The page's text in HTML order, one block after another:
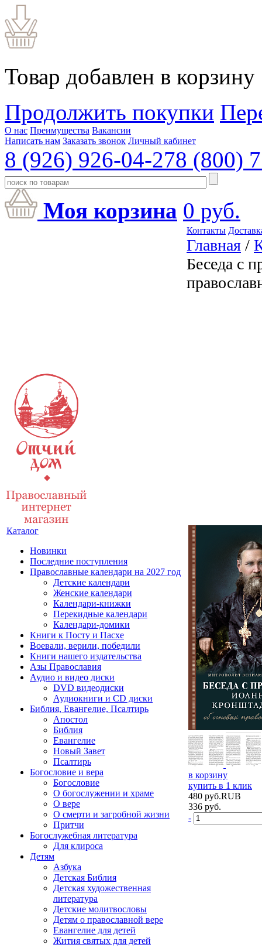
Товар добавлен в корзину
Продолжить покупки
О нас Преимущества Вакансии
Написать нам Заказать звонок Личный кабинет
8 (926) 926-04-278 (800)
Моя корзина 0 руб.
Каталог
Новинки
Последние поступления
Православные календари на 2027 год
Детские календари
Женские календари
Календари-книжки
Перекидные календари
Календари-домики
Книги к Посту и Пасхе
Воевали, верили, победили
Книги нашего издательства
Азы Православия
Аудио и видео диски
DVD видеодиски
Аудиокниги и CD диски
Библия, Евангелие, Псалтирь
Апостол
Библия
Евангелие
Новый Завет
Псалтирь
Богословие и вера
Богословие
О богослужении и храме
О вере
О смерти и загробной жизни
Притчи
Богослужебная литература
Для клироса
Детям
Азбука
Детская Библия
Детская художественная
литература
Детские молитвословы
Детям о православной вере
Евангелие для детей
Жития святых для детей
Контакты
Главная /
Беседа с
в корзину
купить в 1 клик
480 руб.RUB
336 руб.
-